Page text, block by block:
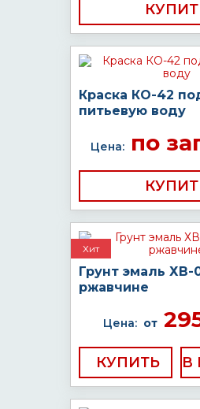
Краска КО-42
питьевую воду
Цена:по
Хит
Грунт эмаль ХВ-
ржавчине
Цена: от
КУПИТЬ